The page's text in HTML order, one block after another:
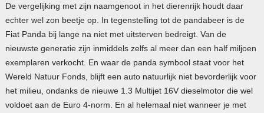
De vergelijking met zijn naamgenoot in het dierenrijk houdt daar
echter wel zon beetje op. In tegenstelling tot de pandabeer is de
Fiat Panda bij lange na niet met uitsterven bedreigt. Van de
nieuwste generatie zijn inmiddels zelfs al meer dan een half miljoen
exemplaren verkocht. En waar de panda symbool staat voor het
Wereld Natuur Fonds, blijft een auto natuurlijk niet bevorderlijk voor
het milieu, ondanks de nieuwe 1.3 Multijet 16V dieselmotor die wel
voldoet aan de Euro 4-norm. En al helemaal niet wanneer je met